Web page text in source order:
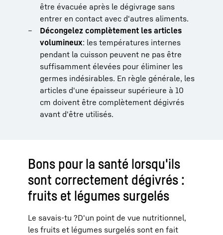
être évacuée après le dégivrage sans
entrer en contact avec d'autres aliments.
Décongelez complètement les articles
volumineux: les températures internes
pendant la cuisson peuvent ne pas être
suffisamment élevées pour éliminer les
germes indésirables. En règle générale, les
articles d'une épaisseur supérieure à 10
cm doivent être complètement dégivrés
avant d'être utilisés.
Bons pour la santé lorsqu'ils
sont correctement dégivrés :
fruits et légumes surgelés
Le savais-tu ?D'un point de vue nutritionnel,
les fruits et légumes surgelés sont en fait